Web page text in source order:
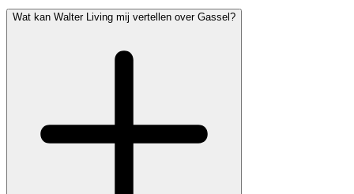
Wat kan Walter Living mij vertellen over Gassel?